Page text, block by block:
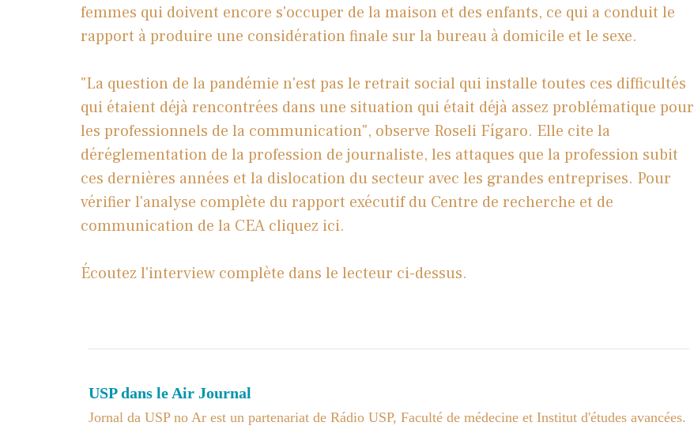
femmes qui doivent encore s'occuper de la maison et des enfants, ce qui a conduit le
rapport à produire une considération finale sur la bureau à domicile et le sexe.
"La question de la pandémie n'est pas le retrait social qui installe toutes ces difficultés
qui étaient déjà rencontrées dans une situation qui était déjà assez problématique pour
les professionnels de la communication", observe Roseli Fígaro. Elle cite la
déréglementation de la profession de journaliste, les attaques que la profession subit
ces dernières années et la dislocation du secteur avec les grandes entreprises. Pour
vérifier l'analyse complète du rapport exécutif du Centre de recherche et de
communication de la CEA cliquez ici.
Écoutez l'interview complète dans le lecteur ci-dessus.
USP dans le Air Journal
Jornal da USP no Ar est un partenariat de Rádio USP, Faculté de médecine et Institut d'études avancées.